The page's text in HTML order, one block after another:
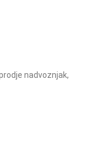
nadvoznjak,